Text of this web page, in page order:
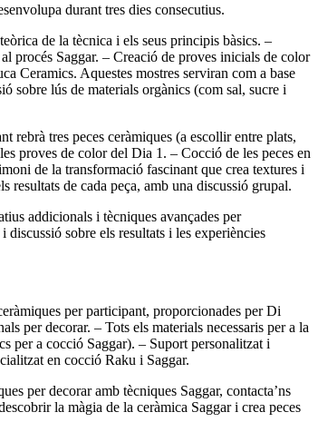
durant tres dies consecutius.
de la tècnica i els seus principis bàsics. –
procés Saggar. – Creació de proves inicials de color
Ceramics. Aquestes mostres serviran com a base
sobre lús de materials orgànics (com sal, sucre i
rebrà tres peces ceràmiques (a escollir entre plats,
proves de color del Dia 1. – Cocció de les peces en
de la transformació fascinant que crea textures i
resultats de cada peça, amb una discussió grupal.
addicionals i tècniques avançades per
discussió sobre els resultats i les experiències
per participant, proporcionades per Di
per decorar. – Tots els materials necessaris per a la
per a cocció Saggar). – Suport personalitzat i
en cocció Raku i Saggar.
per decorar amb tècniques Saggar, contacta’ns
la màgia de la ceràmica Saggar i crea peces